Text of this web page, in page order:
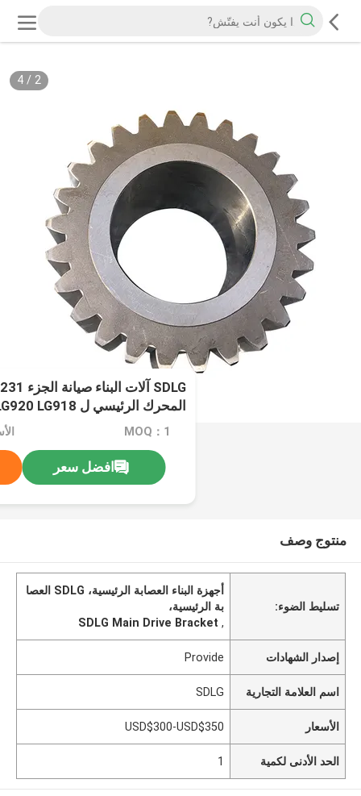
2
/
4
المحرك الرئيسي ل LG920 LG918
MOQ：1
افضل سعر
منتوج وصف
تسليط الضوء:
أجهزة البناء العصابة الرئيسية، SDLG العصا
بة الرئيسية،
,
SDLG Main Drive Bracket
إصدار الشهادات Provide
اسم العلامة التجارية SDLG
الأسعار USD$300-USD$350
الحد الأدنى لكمية 1